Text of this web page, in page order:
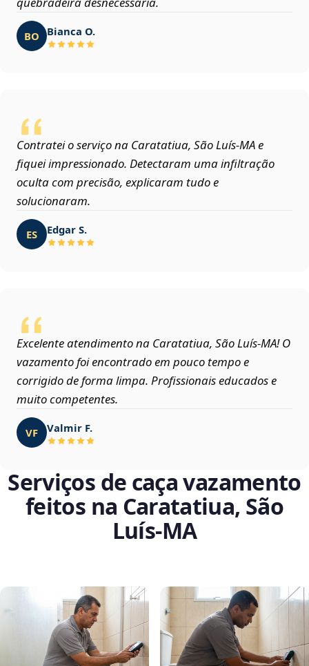
BO Bianca O.
Contratei o serviço na Caratatiua, São Luís‑MA e
fiquei impressionado. Detectaram uma infiltração
oculta com precisão, explicaram tudo e
solucionaram.
ES Edgar S.
Excelente atendimento na Caratatiua, São Luís‑MA! O
vazamento foi encontrado em pouco tempo e
corrigido de forma limpa. Profissionais educados e
muito competentes.
VF Valmir F.
Serviços de caça vazamento
feitos na Caratatiua, São
Luís‑MA